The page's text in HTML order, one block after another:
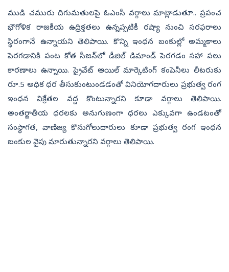
ముడి చమురు దిగుమతులపై ఓఎంసీ వర్గాలు మాట్లాడుతూ.. ప్రపంచ
భౌగోళిక రాజకీయ ఉద్రిక్తతలు ఉన్నప్పటికీ రష్యా నుంచి సరఫరాలు
స్థిరంగానే ఉన్నాయని తెలిపాయి. కొన్ని ఇంధన బంకుల్లో అమ్మకాలు
పెరగడానికి పంట కోత సీజన్‌లో డీజిల్ డిమాండ్ పెరగడం సహా పలు
కారణాలు ఉన్నాయి. ప్రైవేట్ ఆయిల్ మార్కెటింగ్ కంపెనీలు లీటరుకు
రూ.5 అధిక ధర తీసుకుంటుండడంతో వినియోగదారులు ప్రభుత్వ రంగ
ఇంధన విక్రేతల వద్ద కొంటున్నారని కూడా వర్గాలు తెలిపాయి.
అంతర్జాతీయ ధరలకు అనుగుణంగా ధరలు ఎక్కువగా ఉండటంతో
సంస్థాగత, వాణిజ్య కొనుగోలుదారులు కూడా ప్రభుత్వ రంగ ఇంధన
బంకుల వైపు మారుతున్నారని వర్గాలు తెలిపాయి.